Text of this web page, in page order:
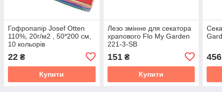
Гофропапір Josef Otten
110%, 20г/м2 , 50*200 см,
10 кольорів
22 ₴
Купити
Лезо змінне для секатора
храпового Flo My Garden
221-3-SB
151₴
Купити
456